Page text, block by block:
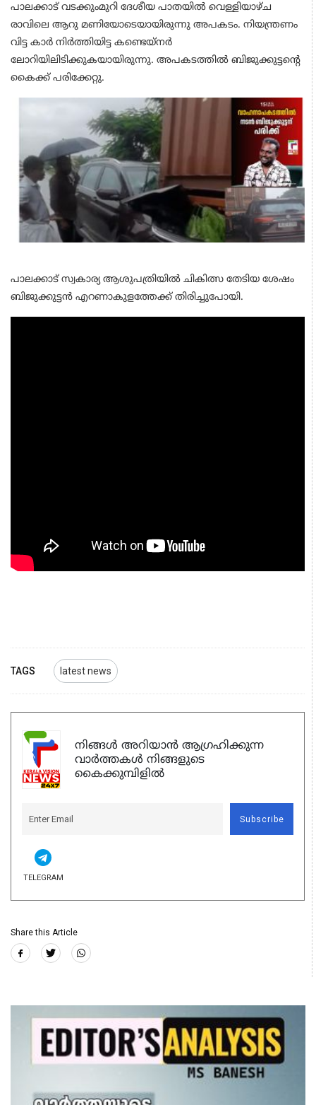
പാലക്കാട്‌ വടക്കുംമുറി ദേശീയ പാതയിൽ വെള്ളിയാഴ്ച
രാവിലെ ആറു മണിയോടെയായിരുന്നു അപകടം. നിയന്ത്രണം
വിട്ട ‌കാർ നിർത്തിയിട്ട കണ്ടെയ്നർ
ലോറിയിലിടിക്കുകയായിരുന്നു. അപകടത്തിൽ ബിജുക്കുട്ടന്റെ
കൈക്ക് പരിക്കേറ്റു.
പാലക്കാട് സ്വകാര്യ ആശുപത്രിയിൽ ചികിത്സ തേടിയ ശേഷം
ബിജുക്കുട്ടൻ എറണാകുളത്തേക്ക് തിരിച്ചുപോയി.
TAGS latest news
നിങ്ങൾ അറിയാൻ ആഗ്രഹിക്കുന്ന
വാർത്തകൾ നിങ്ങളുടെ
കൈക്കുമ്പിളിൽ
Subscribe
TELEGRAM
Share this Article